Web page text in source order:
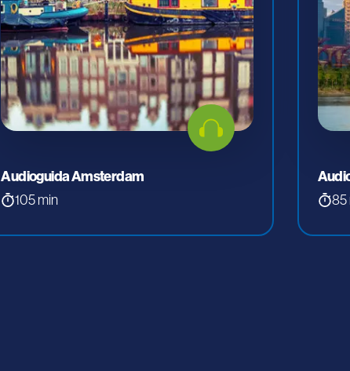
Audioguida Amsterdam
105 min
85